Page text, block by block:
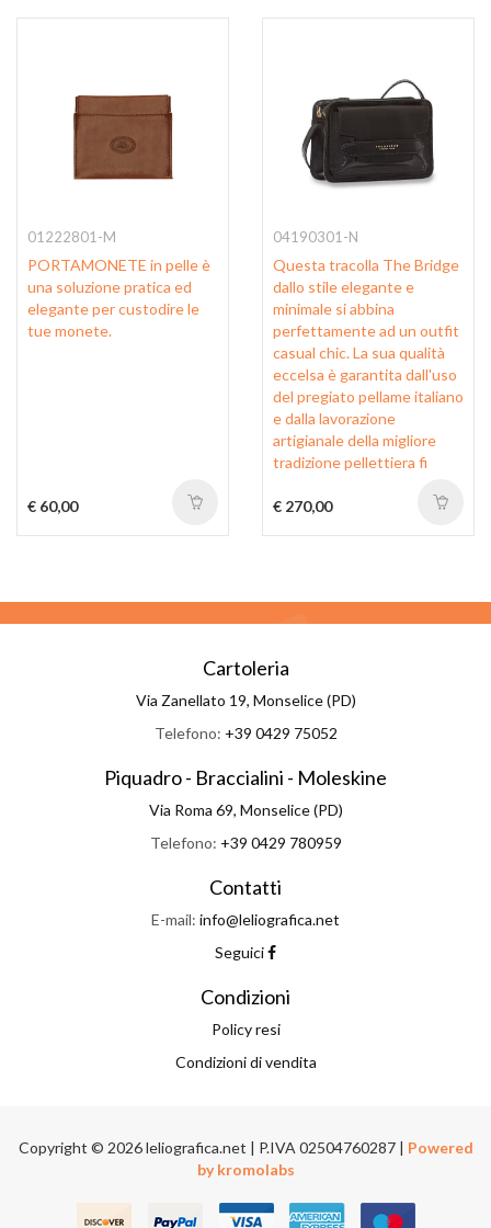
01222801-M
PORTAMONETE in pelle è
una soluzione pratica ed
elegante per custodire le
tue monete.
€ 60,00
04190301-N
Questa tracolla The Bridge
dallo stile elegante e
minimale si abbina
perfettamente ad un outfit
casual chic. La sua qualità
eccelsa è garantita dall'uso
del pregiato pellame italiano
e dalla lavorazione
artigianale della migliore
tradizione pellettiera fi
€ 270,00
Cartoleria
Via Zanellato 19, Monselice (PD)
Telefono: +39 0429 75052
Piquadro - Braccialini - Moleskine
Via Roma 69, Monselice (PD)
Telefono: +39 0429 780959
Contatti
E-mail: info@leliografica.net
Seguici
Condizioni
Policy resi
Condizioni di vendita
Copyright © 2026 leliografica.net | P.IVA 02504760287 | Powered
by kromolabs